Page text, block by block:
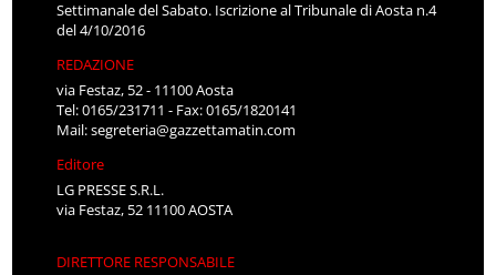
Settimanale del Sabato. Iscrizione al Tribunale di Aosta n.4
del 4/10/2016
REDAZIONE
via Festaz, 52 - 11100 Aosta
Tel: 0165/231711 - Fax: 0165/1820141
Mail:segreteria@gazzettamatin.com
Editore
LG PRESSE S.R.L.
via Festaz, 52 11100 AOSTA
DIRETTORE RESPONSABILE